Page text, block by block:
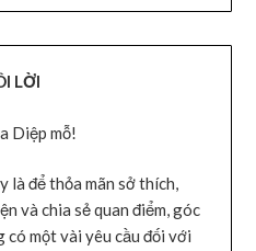
LỜI
Diệp mỗ!
là để thỏa mãn sở thích,
và chia sẻ quan điểm, góc
có một vài yêu cầu đối với